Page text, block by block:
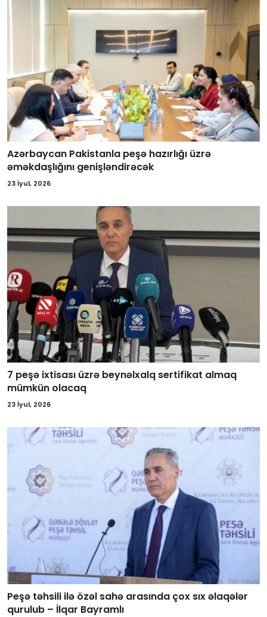
Azərbaycan Pakistanla peşə hazırlığı üzrə
əməkdaşlığını genişləndirəcək
23 İyul, 2026
7 peşə ixtisası üzrə beynəlxalq sertifikat almaq
mümkün olacaq
23 İyul, 2026
Peşə təhsili ilə özəl sahə arasında çox sıx əlaqələr
qurulub – İlqar Bayramlı